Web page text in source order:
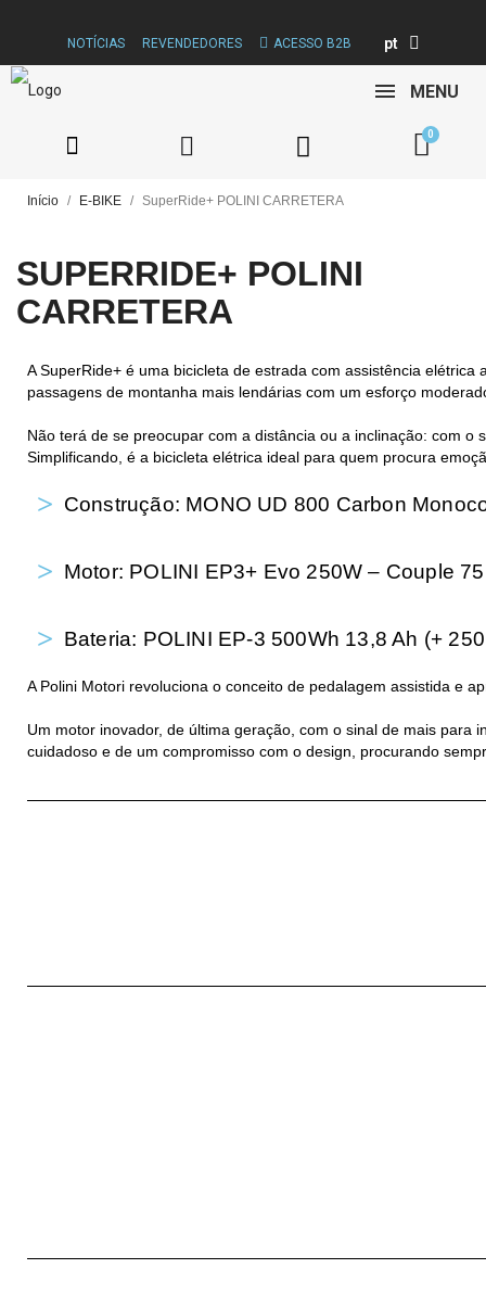
NOTÍCIAS REVENDEDORES ACESSO B2B pt
MENU
Início E-BIKE SuperRide+ POLINI CARRETERA
SUPERRIDE+ POLINI
CARRETERA
A SuperRide+ é uma bicicleta de estrada com assistência
passagens de montanha mais lendárias com um esforço
Não terá de se preocupar com a distância ou a inclinação: com
Simplificando, é a bicicleta elétrica ideal para quem procura
Construção: MONO UD 800 Carbon
Motor: POLINI EP3+ Evo 250W – Couple
Bateria: POLINI EP-3 500Wh 13,8 Ah (+
A Polini Motori revoluciona o conceito de pedalagem assistida e
Um motor inovador, de última geração, com o sinal de mais
cuidadoso e de um compromisso com o design, procurando